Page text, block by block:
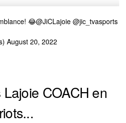
😂@JiCLajoie @jic_tvasports
August 20, 2022
COACH en